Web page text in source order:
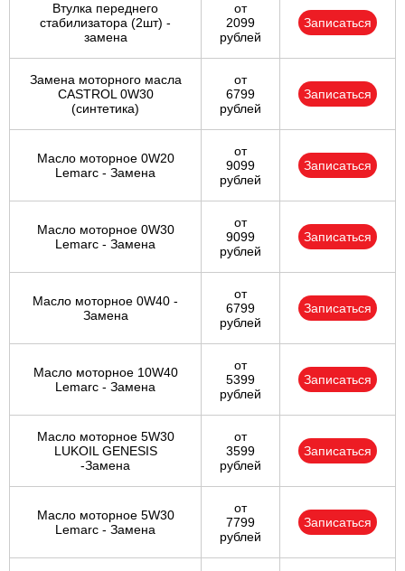
Втулка переднего
стабилизатора (2шт) -
замена
от
2099
рублей
Записаться
Замена моторного масла
CASTROL 0W30
(синтетика)
от
6799
рублей
Записаться
Масло моторное 0W20
Lemarc - Замена
от
9099
рублей
Записаться
Масло моторное 0W30
Lemarc - Замена
от
9099
рублей
Записаться
Масло моторное 0W40 -
Замена
от
6799
рублей
Записаться
Масло моторное 10W40
Lemarc - Замена
от
5399
рублей
Записаться
Масло моторное 5W30
LUKOIL GENESIS
-Замена
от
3599
рублей
Записаться
Масло моторное 5W30
Lemarc - Замена
от
7799
рублей
Записаться